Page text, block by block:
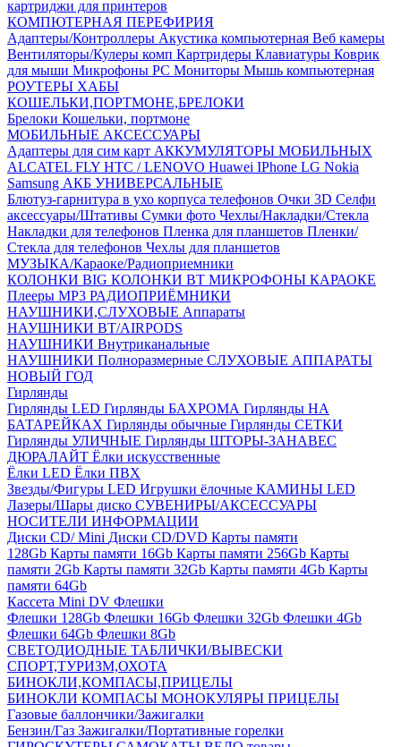
картриджи для принтеров
КОМПЮТЕРНАЯ ПЕРЕФИРИЯ
Адаптеры/Контроллеры Акустика компьютерная Веб камеры
Вентиляторы/Кулеры комп Картридеры Клавиатуры Коврик
для мыши Микрофоны PC Мониторы Мышь компьютерная
РОУТЕРЫ ХАБЫ
КОШЕЛЬКИ,ПОРТМОНЕ,БРЕЛОКИ
Брелоки Кошельки, портмоне
МОБИЛЬНЫЕ АКСЕССУАРЫ
Адаптеры для сим карт АККУМУЛЯТОРЫ МОБИЛЬНЫХ
ALCATEL FLY HTC / LENOVO Huawei IPhone LG Nokia
Samsung АКБ УНИВЕРСАЛЬНЫЕ
Блютуз-гарнитура в ухо корпуса телефонов Очки 3D Селфи
аксессуары/Штативы Сумки фото Чехлы/Накладки/Стекла
Накладки для телефонов Пленка для планшетов Пленки/
Стекла для телефонов Чехлы для планшетов
МУЗЫКА/Караоке/Радиоприемники
КОЛОНКИ BIG КОЛОНКИ BT МИКРОФОНЫ КАРАОКЕ
Плееры MP3 РАДИОПРИЁМНИКИ
НАУШНИКИ,СЛУХОВЫЕ Аппараты
НАУШНИКИ BT/AIRPODS
НАУШНИКИ Внутриканальные
НАУШНИКИ Полноразмерные СЛУХОВЫЕ АППАРАТЫ
НОВЫЙ ГОД
Гирлянды
Гирлянды LED Гирлянды БАХРОМА Гирлянды НА
БАТАРЕЙКАХ Гирлянды обычные Гирлянды СЕТКИ
Гирлянды УЛИЧНЫЕ Гирлянды ШТОРЫ-ЗАНАВЕС
ДЮРАЛАЙТ Ёлки искусственные
Ёлки LED Ёлки ПВХ
Звезды/Фигуры LED Игрушки ёлочные КАМИНЫ LED
Лазеры/Шары диско СУВЕНИРЫ/АКСЕССУАРЫ
НОСИТЕЛИ ИНФОРМАЦИИ
Диски CD/ Mini Диски CD/DVD Карты памяти
128Gb Карты памяти 16Gb Карты памяти 256Gb Карты
памяти 2Gb Карты памяти 32Gb Карты памяти 4Gb Карты
памяти 64Gb
Кассета Mini DV Флешки
Флешки 128Gb Флешки 16Gb Флешки 32Gb Флешки 4Gb
Флешки 64Gb Флешки 8Gb
СВЕТОДИОДНЫЕ ТАБЛИЧКИ/ВЫВЕСКИ
СПОРТ,ТУРИЗМ,ОХОТА
БИНОКЛИ,КОМПАСЫ,ПРИЦЕЛЫ
БИНОКЛИ КОМПАСЫ МОНОКУЛЯРЫ ПРИЦЕЛЫ
Газовые баллончики/Зажигалки
Бензин/Газ Зажигалки/Портативные горелки